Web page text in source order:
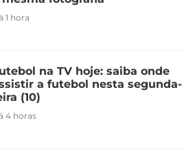
1 hora
na TV hoje: saiba onde
a futebol nesta segunda-
(10)
4 horas